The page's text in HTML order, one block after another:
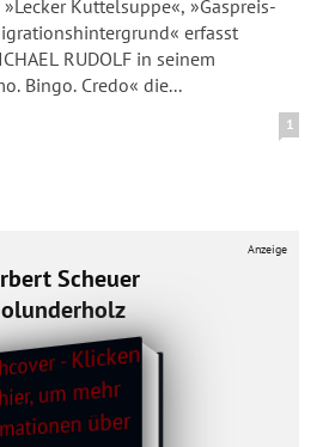
Kuttelsuppe«, »Gaspreis-
erfasst
RUDOLF in seinem
Bingo. Credo« die...
1
Anzeige
Scheuer